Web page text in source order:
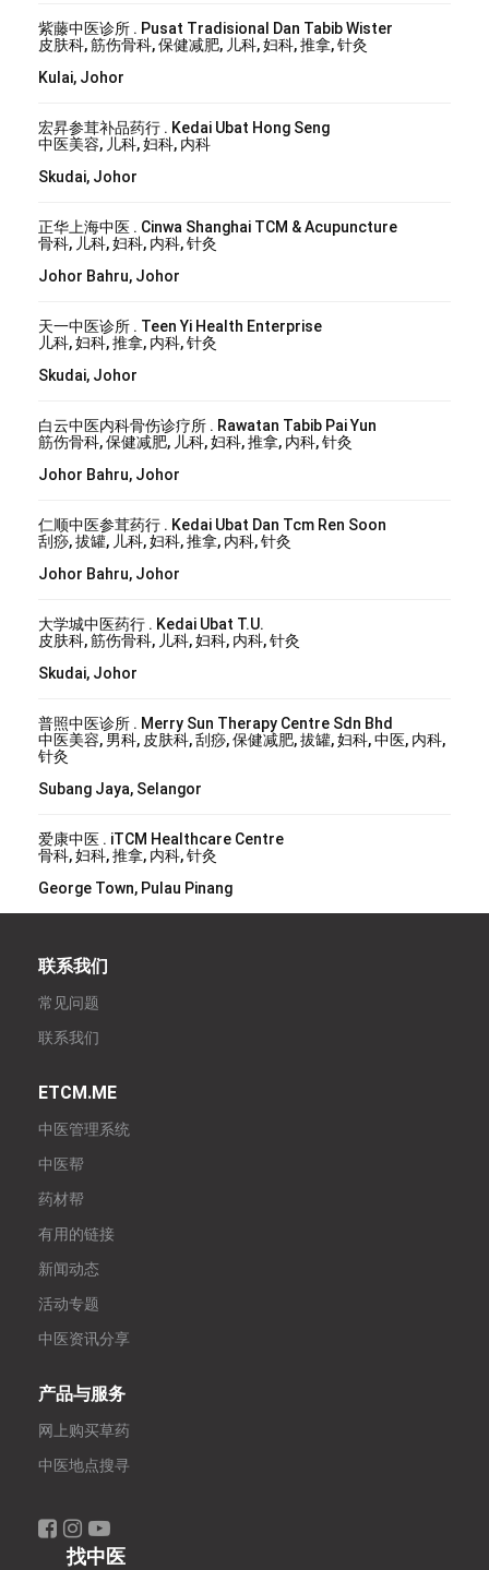
紫藤中医诊所 . Pusat Tradisional Dan Tabib Wister
皮肤科, 筋伤骨科, 保健减肥, 儿科, 妇科, 推拿, 针灸
Kulai, Johor
宏昇参茸补品药行 . Kedai Ubat Hong Seng
中医美容, 儿科, 妇科, 内科
Skudai, Johor
正华上海中医 . Cinwa Shanghai TCM & Acupuncture
骨科, 儿科, 妇科, 内科, 针灸
Johor Bahru, Johor
天一中医诊所 . Teen Yi Health Enterprise
儿科, 妇科, 推拿, 内科, 针灸
Skudai, Johor
白云中医内科骨伤诊疗所 . Rawatan Tabib Pai Yun
筋伤骨科, 保健减肥, 儿科, 妇科, 推拿, 内科, 针灸
Johor Bahru, Johor
仁顺中医参茸药行 . Kedai Ubat Dan Tcm Ren Soon
刮痧, 拔罐, 儿科, 妇科, 推拿, 内科, 针灸
Johor Bahru, Johor
大学城中医药行 . Kedai Ubat T.U.
皮肤科, 筋伤骨科, 儿科, 妇科, 内科, 针灸
Skudai, Johor
普照中医诊所 . Merry Sun Therapy Centre Sdn Bhd
中医美容, 男科, 皮肤科, 刮痧, 保健减肥, 拔罐, 妇科, 中医, 内科,
针灸
Subang Jaya, Selangor
爱康中医 . iTCM Healthcare Centre
骨科, 妇科, 推拿, 内科, 针灸
George Town, Pulau Pinang
联系我们
常见问题
联系我们
ETCM.ME
中医管理系统
中医帮
药材帮
有用的链接
新闻动态
活动专题
中医资讯分享
产品与服务
网上购买草药
中医地点搜寻
找中医